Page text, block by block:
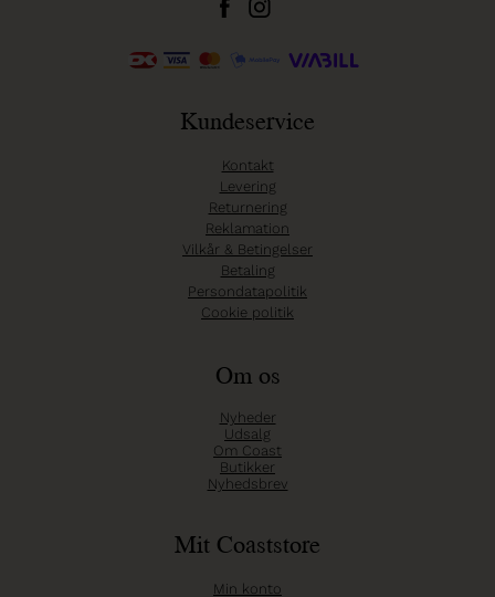
Kundeservice
Kontakt
Levering
Returnering
Reklamation
Vilkår & Betingelser
Betaling
Persondatapolitik
Cookie politik
Om os
Nyheder
Udsalg
Om Coast
Butikker
Nyhedsbrev
Mit Coaststore
Min konto